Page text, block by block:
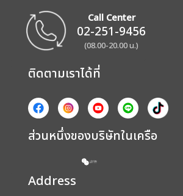
Call Center
02-251-9456
(08.00-20.00 น.)
ติดตามเราได้ที่
ส่วนหนึ่งของบริษัทในเครือ
Address